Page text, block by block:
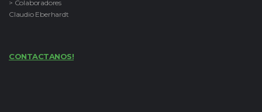
> Colaboradores
Claudio Eberhardt
CONTACTANOS!